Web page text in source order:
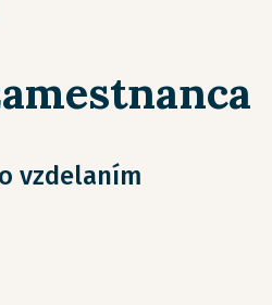
vzdelaním